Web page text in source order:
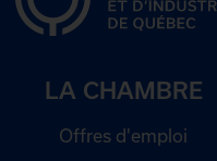
LA CHAMBRE
Offres d'emploi